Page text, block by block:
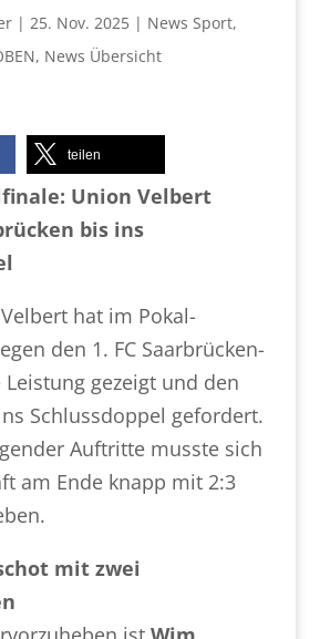
| 25. Nov. 2025| News Sport,
, News Übersicht
teilen
Union Velbert
bis ins
hat im Pokal-
den 1. FC Saarbrücken-
Leistung gezeigt und den
Schlussdoppel gefordert.
Auftritte musste sich
am Ende knapp mit 2:3
mit zwei